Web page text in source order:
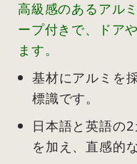
高級感のあるアル
ープ付きで、ドア
ます。
基材にアルミを
標識です。
日本語と英語の
を加え、直感的